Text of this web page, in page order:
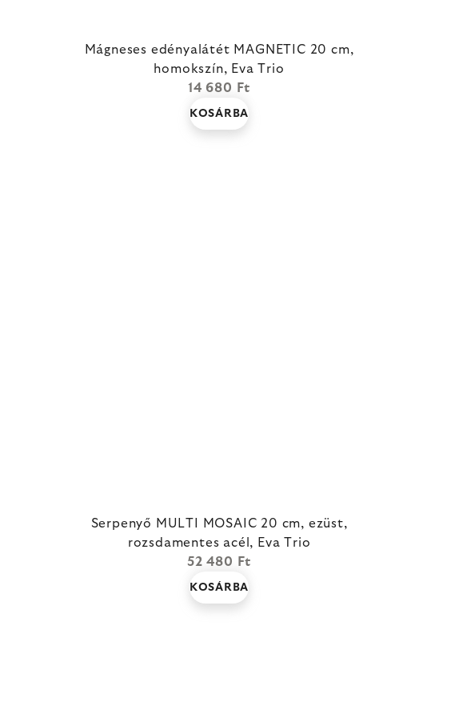
Mágneses edényalátét MAGNETIC 20 cm,
homokszín, Eva Trio
14 680 Ft
KOSÁRBA
Serpenyő MULTI MOSAIC 20 cm, ezüst,
rozsdamentes acél, Eva Trio
52 480 Ft
KOSÁRBA